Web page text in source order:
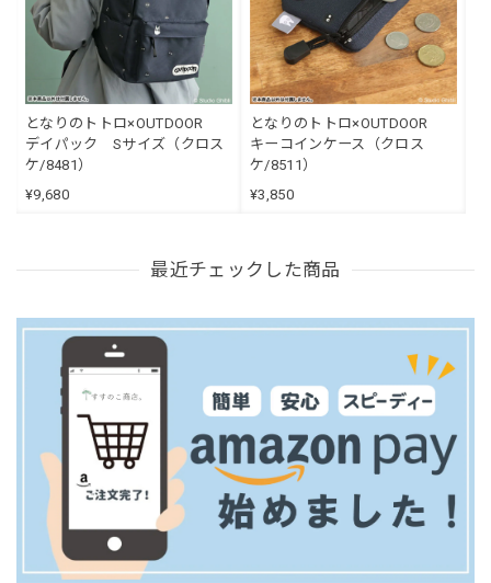
となりのトトロ×OUTDOOR
デイパック Sサイズ（クロス
ケ/8481）
¥9,680
となりのトトロ×OUTDOOR
キーコインケース（クロス
ケ/8511）
¥3,850
最近チェックした商品